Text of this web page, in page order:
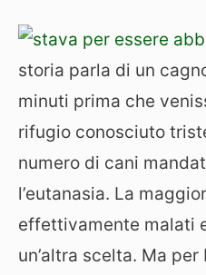
storia parla di un
minuti prima che
rifugio conosciuto
numero di cani
l’eutanasia. La
effettivamente malati
un’altra scelta. Ma